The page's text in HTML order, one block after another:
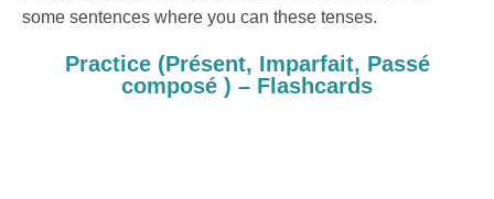
some sentences where you can these tenses.
Practice (Présent, Imparfait, Passé
composé ) – Flashcards